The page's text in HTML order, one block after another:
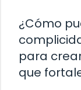
¿Cómo
para
que